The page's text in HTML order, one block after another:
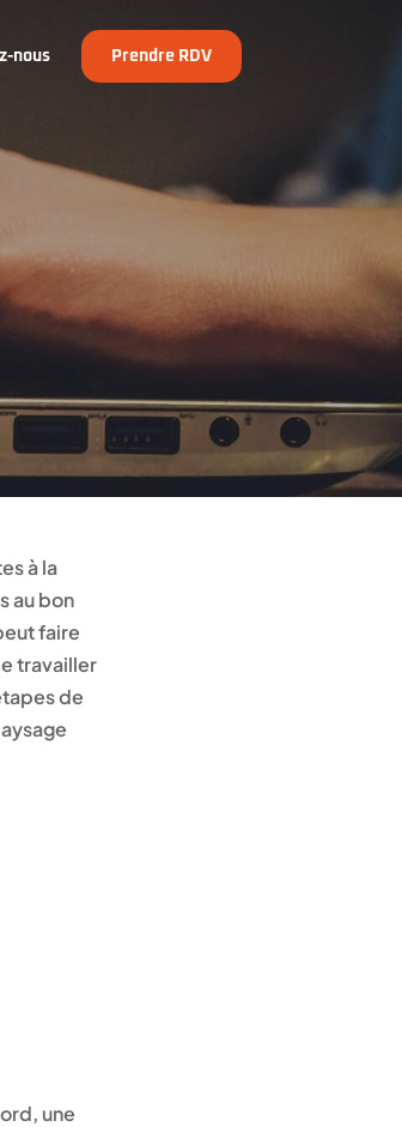
nous Prendre RDV
à la
au bon
faire
travailler
de
une